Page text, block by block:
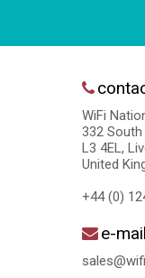
WiFi
332 South
L3 4EL,
United
+44 (0)
e-mail